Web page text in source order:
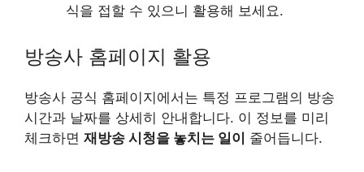
식을 접할 수 있으니 활용해 보세요.
방송사 홈페이지 활용
방송사 공식 홈페이지에서는 특정 프로그램의 방송
시간과 날짜를 상세히 안내합니다. 이 정보를 미리
체크하면 재방송 시청을 놓치는 일이 줄어듭니다.